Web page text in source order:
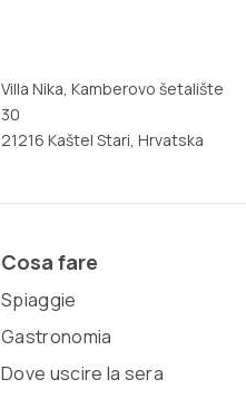
Villa Nika, Kamberovo šetalište
30
21216 Kaštel Stari, Hrvatska
Cosa fare
Spiaggie
Gastronomia
Dove uscire la sera